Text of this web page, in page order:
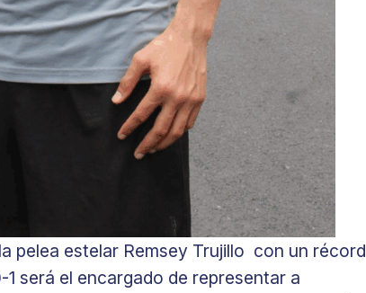
pelea estelar Remsey Trujillo con un récord
1 será el encargado de representar a